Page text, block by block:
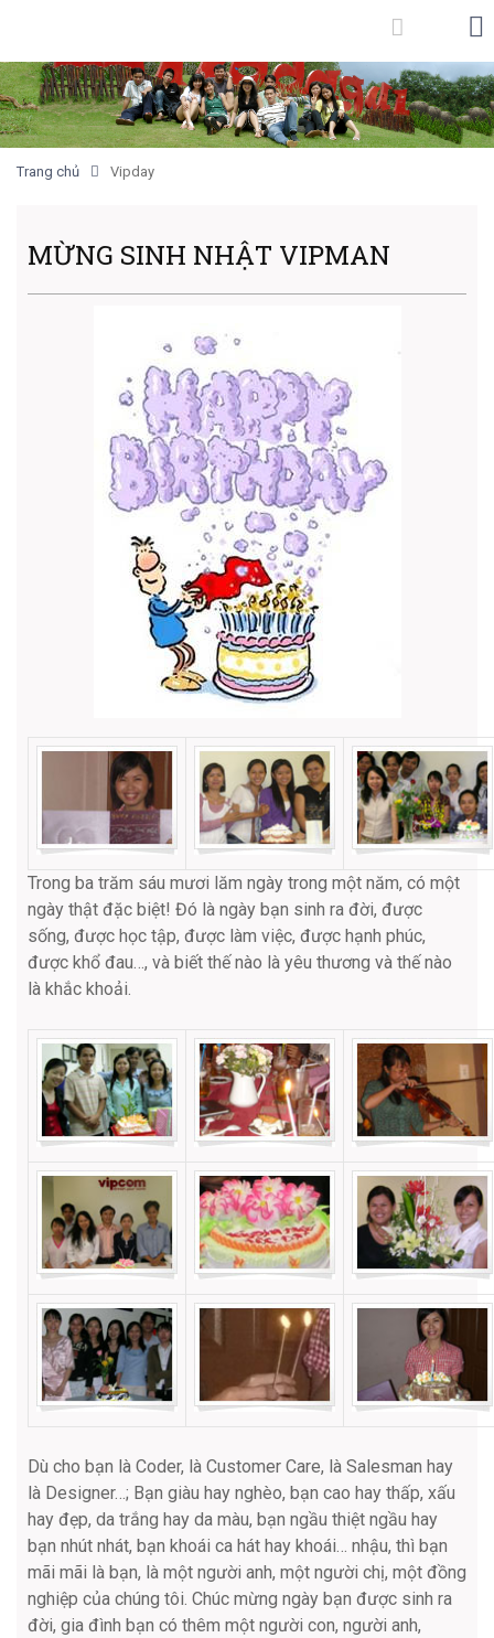
Trang chủ Vipday
MỪNG SINH NHẬT VIPMAN
Trong ba trăm sáu mươi lăm ngày trong một năm, có một
ngày thật đặc biệt! Đó là ngày bạn sinh ra đời, được
sống, được học tập, được làm việc, được hạnh phúc,
được khổ đau…, và biết thế nào là yêu thương và thế nào
là khắc khoải.
Dù cho bạn là Coder, là Customer Care, là Salesman hay
là Designer…; Bạn giàu hay nghèo, bạn cao hay thấp, xấu
hay đẹp, da trắng hay da màu, bạn ngầu thiệt ngầu hay
bạn nhút nhát, bạn khoái ca hát hay khoái… nhậu, thì bạn
mãi mãi là bạn, là một người anh, một người chị, một đồng
nghiệp của chúng tôi. Chúc mừng ngày bạn được sinh ra
đời, gia đình bạn có thêm một người con, người anh,